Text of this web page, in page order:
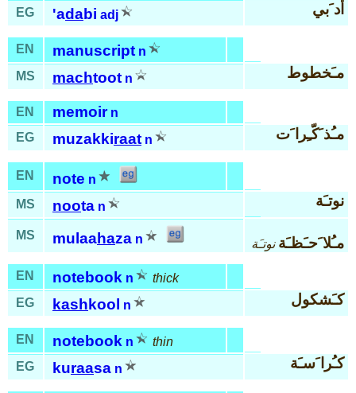
EG
'adabi adj أد َبي
EN manuscript n
MS
machtoot n مـَخطوط
EN memoir n
EG
muzakkiraat n مـُذ َكّـِرا َت
EN note n
MS
noota n نوتـَة
MS mulaahaza n مـُلا َحـَظـَة نوتـَة
EN notebook n
thick
EG
kash kool n كـَشكول
EN notebook n
thin
EG
kuraasa n كـُرا َسـَة